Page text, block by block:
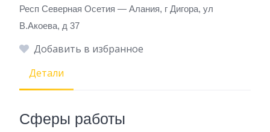
Респ Северная Осетия — Алания, г Дигора, ул
В.Акоева, д 37
Добавить в избранное
Детали
Сферы работы